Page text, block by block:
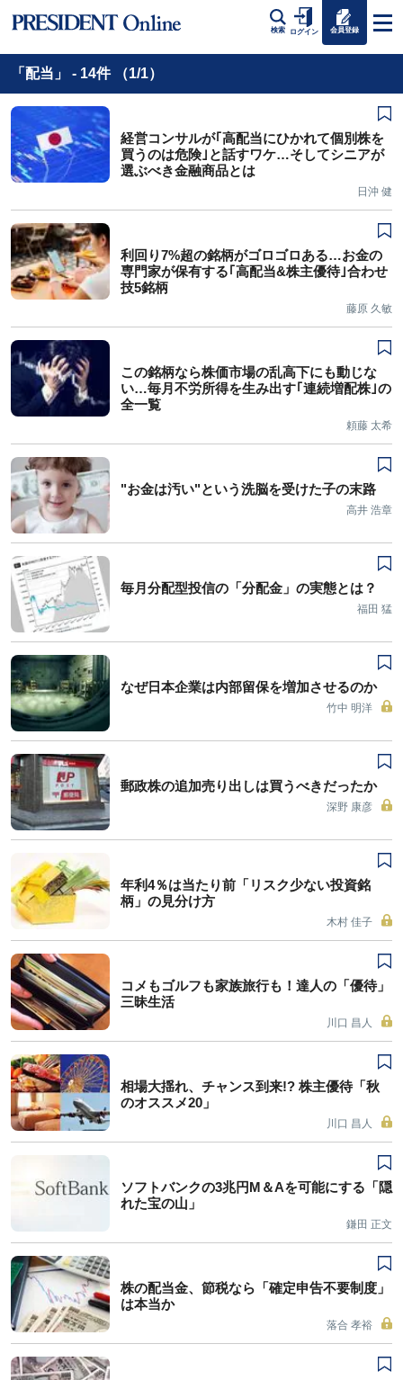
検索 ログイン 会員登録
「配当」 - 14件 （1/1）
経営コンサルが｢高配当にひかれて個別株を
買うのは危険｣と話すワケ…そしてシニアが
選ぶべき金融商品とは
日沖 健
利回り7%超の銘柄がゴロゴロある…お金の
専門家が保有する｢高配当&株主優待｣合わせ
技5銘柄
藤原 久敏
この銘柄なら株価市場の乱高下にも動じな
い…毎月不労所得を生み出す｢連続増配株｣の
全一覧
頼藤 太希
"お金は汚い"という洗脳を受けた子の末路
高井 浩章
毎月分配型投信の「分配金」の実態とは？
福田 猛
なぜ日本企業は内部留保を増加させるのか
竹中 明洋
郵政株の追加売り出しは買うべきだったか
深野 康彦
年利4％は当たり前「リスク少ない投資銘
柄」の見分け方
木村 佳子
コメもゴルフも家族旅行も！達人の「優待」
三昧生活
川口 昌人
相場大揺れ、チャンス到来!? 株主優待「秋
のオススメ20」
川口 昌人
ソフトバンクの3兆円M＆Aを可能にする「隠
れた宝の山」
鎌田 正文
株の配当金、節税なら「確定申告不要制度」
は本当か
落合 孝裕